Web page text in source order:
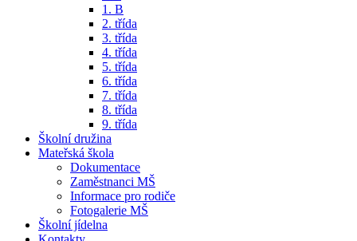
1. B
2. třída
3. třída
4. třída
5. třída
6. třída
7. třída
8. třída
9. třída
Školní družina
Mateřská škola
Dokumentace
Zaměstnanci MŠ
Informace pro rodiče
Fotogalerie MŠ
Školní jídelna